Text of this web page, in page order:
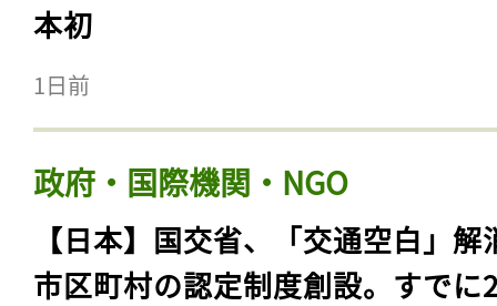
本初
1日前
政府・国際機関・NGO
【日本】国交省、「交通空白」解
市区町村の認定制度創設。すでに